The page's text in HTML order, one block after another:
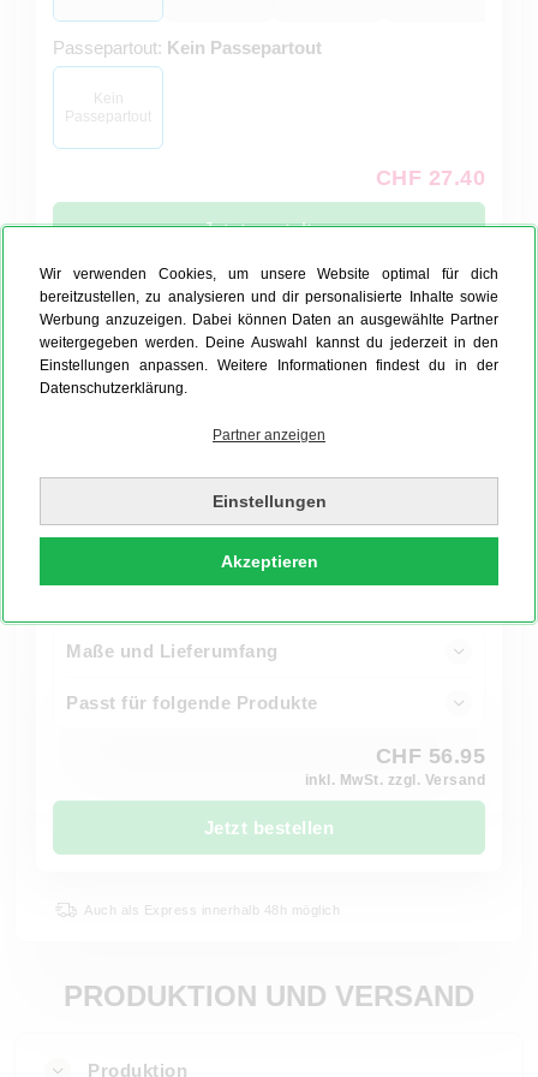
Wir verwenden Cookies, um unsere Website optimal für dich
bereitzustellen, zu analysieren und dir personalisierte Inhalte sowie
Werbung anzuzeigen. Dabei können Daten an ausgewählte Partner
weitergegeben werden. Deine Auswahl kannst du jederzeit in den
Einstellungen anpassen. Weitere Informationen findest du in der
Datenschutzerklärung.
Partner anzeigen
Einstellungen
Akzeptieren
Passepartout: Kein Passepartout
Kein
Passepartout
CHF 27.40
Jetzt gestalten
Ohne Foto gestalten!
Produktionszeit 4 Werktage
Auch als Express innerhalb 48h möglich
Nielsen Design Wandbord
Maße und Lieferumfang
Passt für folgende Produkte
CHF 56.95
inkl. MwSt. zzgl. Versand
Jetzt bestellen
Auch als Express innerhalb 48h möglich
PRODUKTION UND VERSAND
Produktion